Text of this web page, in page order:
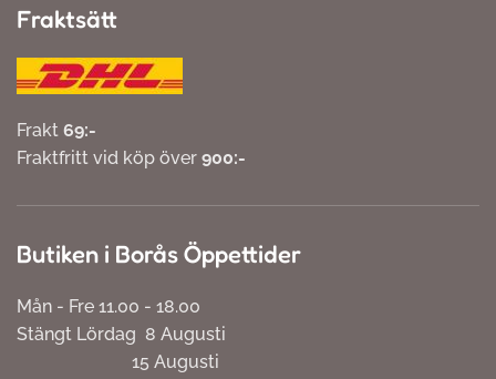
Fraktsätt
Frakt 69:-
Fraktfritt vid köp över 900:-
Butiken i Borås Öppettider
Mån - Fre 11.00 - 18.00
Stängt Lördag 8 Augusti
15 Augusti